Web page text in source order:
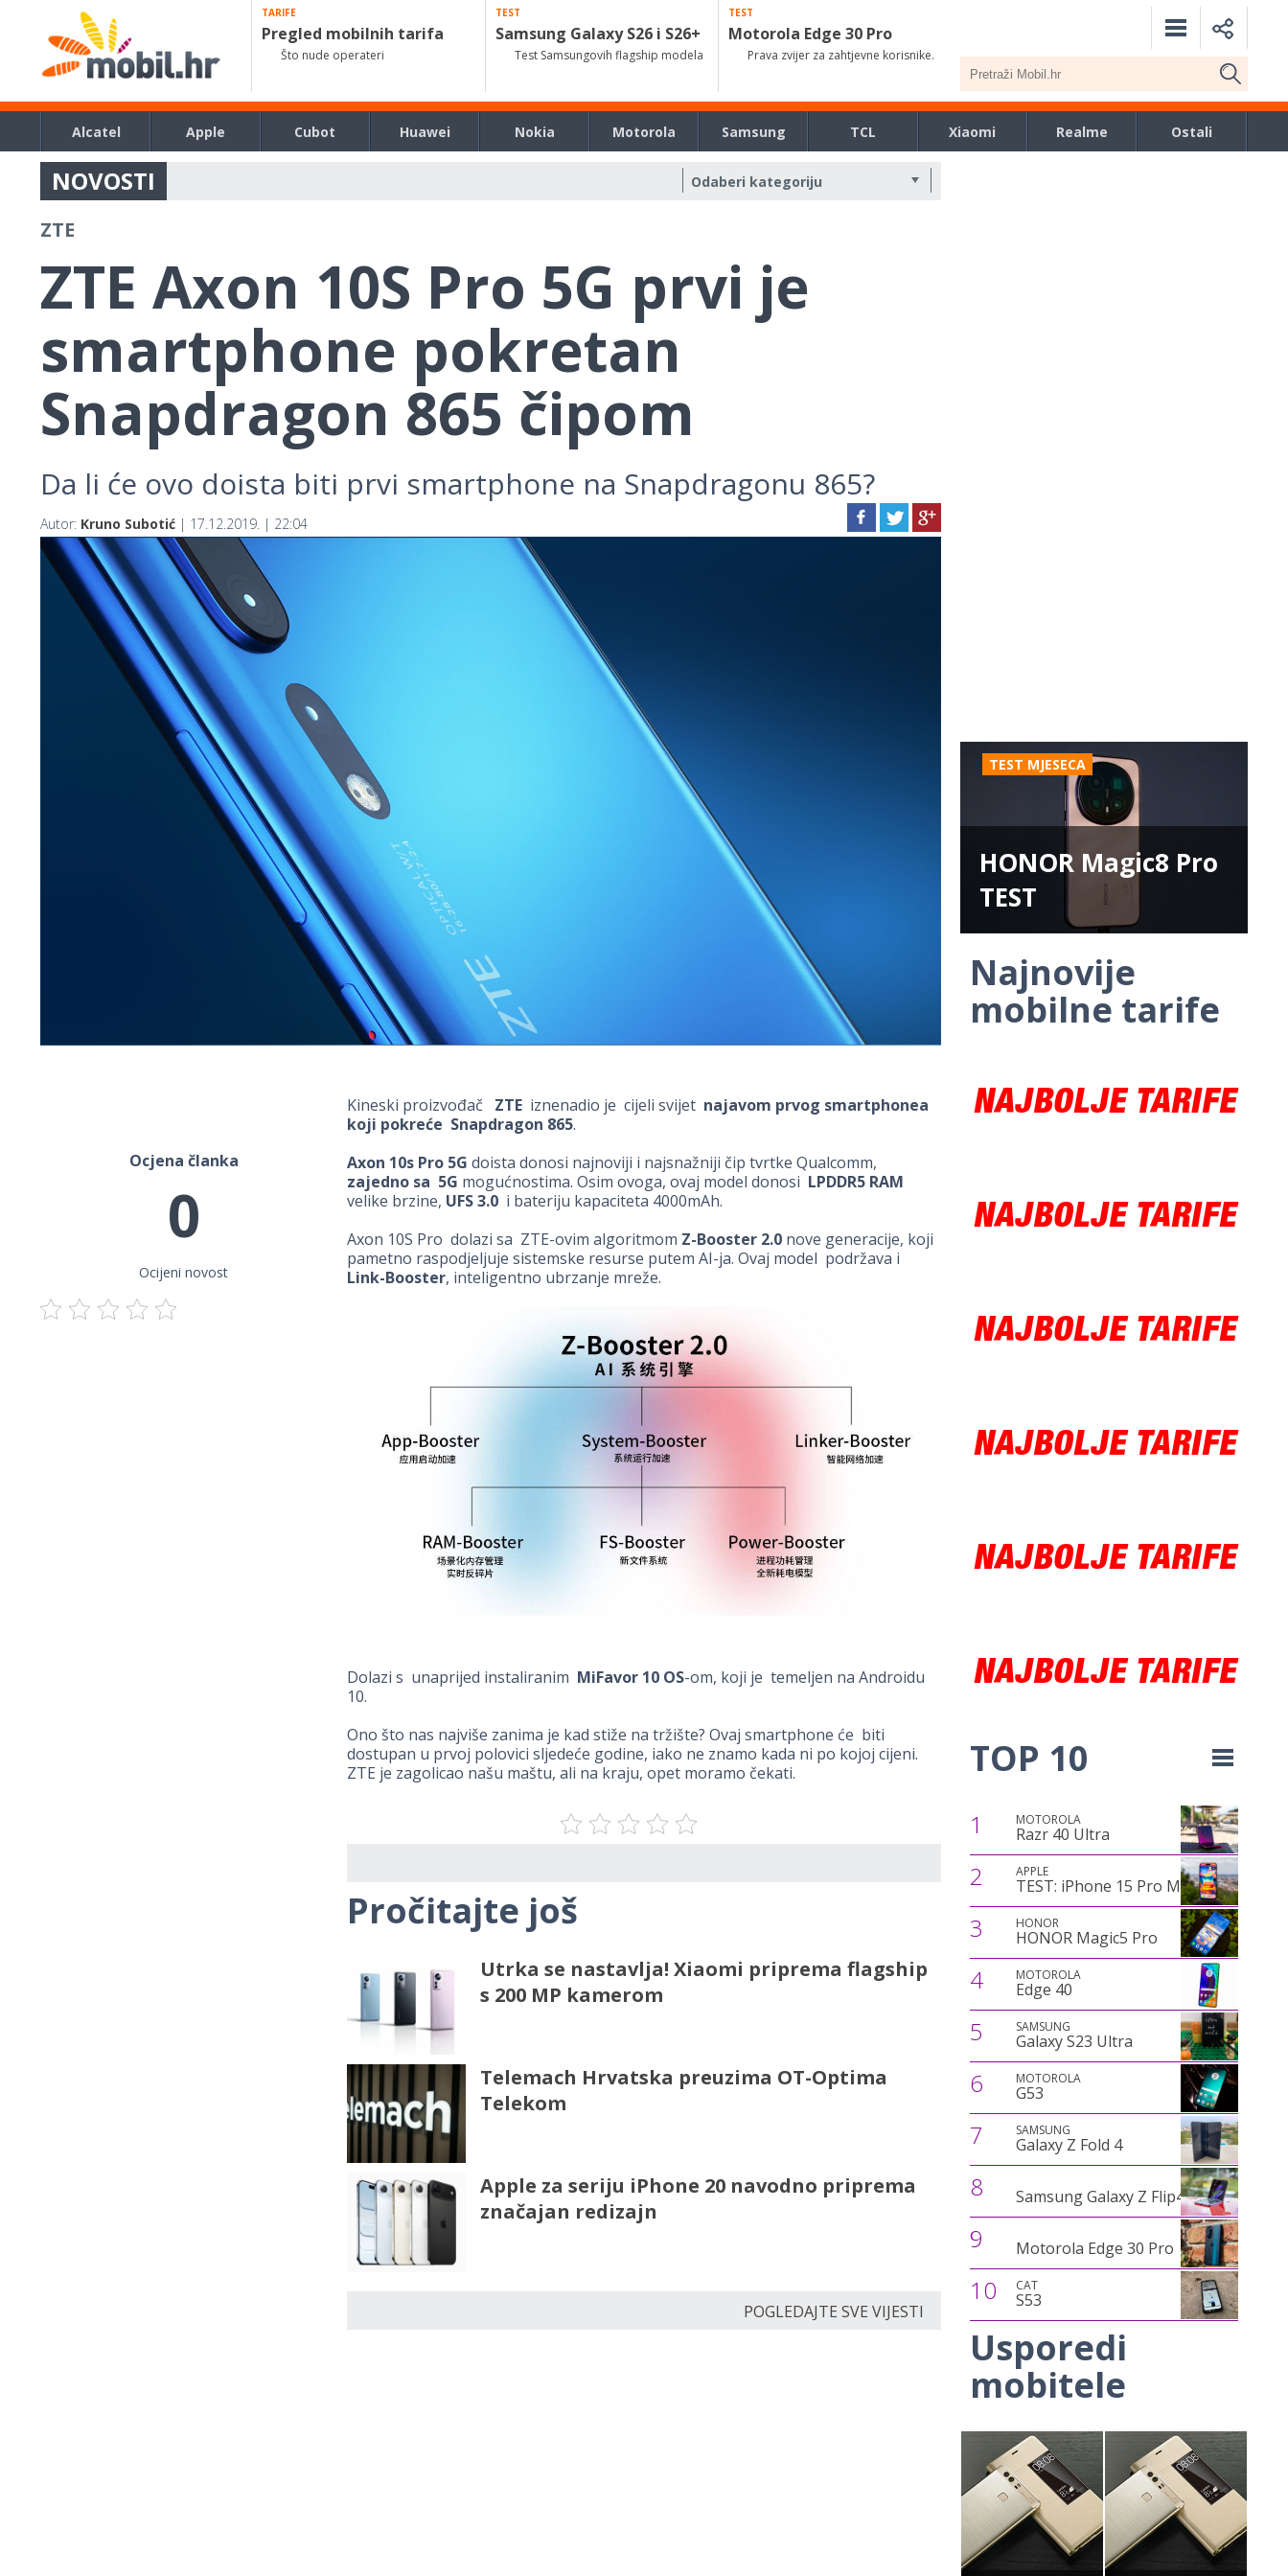
TARIFE
Pregled mobilnih tarifa
Što nude operateri
TEST
Samsung Galaxy S26 i S26+
Test Samsungovih flagship modela
TEST
Motorola Edge 30 Pro
Prava zvijer za zahtjevne korisnike.
Alcatel Apple Cubot Huawei Nokia Motorola Samsung TCL Xiaomi Realme Ostali
NOVOSTI
ZTE
ZTE Axon 10S Pro 5G prvi je
smartphone pokretan
Snapdragon 865 čipom
Da li će ovo doista biti prvi smartphone na Snapdragonu 865?
Autor: Kruno Subotić | 17.12.2019. | 22:04
Ocjena članka
0
Ocijeni novost
Kineski proizvođač ZTEiznenadio je cijeli svijet najavom prvog smartphonea
koji pokreće Snapdragon 865.
Axon 10s Pro 5G doista donosi najnoviji i najsnažniji čip tvrtke Qualcomm,
zajedno sa 5G mogućnostima. Osim ovoga, ovaj model donosi LPDDR5 RAM
velike brzine, UFS 3.0i bateriju kapaciteta 4000mAh.
Axon 10S Pro dolazi sa ZTE-ovim algoritmom Z-Booster 2.0nove generacije, koji
pametno raspodjeljuje sistemske resurse putem AI-ja. Ovaj model podržava i
Link-Booster, inteligentno ubrzanje mreže.
Dolazi s unaprijed instaliranim MiFavor 10 OS-om, koji je temeljen na Androidu
10.
Ono što nas najviše zanima je kad stiže na tržište? Ovaj smartphone će biti
dostupan u prvoj polovici sljedeće godine, iako ne znamo kada ni po kojoj cijeni.
ZTE je zagolicao našu maštu, ali na kraju, opet moramo čekati.
Pročitajte još
Utrka se nastavlja! Xiaomi priprema flagship
s 200 MP kamerom
Telemach Hrvatska preuzima OT-Optima
Telekom
Apple za seriju iPhone 20 navodno priprema
značajan redizajn
POGLEDAJTE SVE VIJESTI
TEST MJESECA
HONOR Magic8 Pro
TEST
Najnovije
mobilne tarife
TOP 10
1 MOTOROLA
Razr 40 Ultra
2 APPLE
TEST: iPhone 15 Pro Max
3 HONOR
HONOR Magic5 Pro
4 MOTOROLA
Edge 40
5 SAMSUNG
Galaxy S23 Ultra
6 MOTOROLA
G53
7 SAMSUNG
Galaxy Z Fold 4
8 Samsung Galaxy Z Flip4
9 Motorola Edge 30 Pro
10 CAT
S53
Usporedi
mobitele